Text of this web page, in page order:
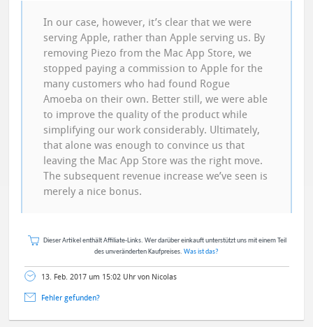
In our case, however, it’s clear that we were
serving Apple, rather than Apple serving us. By
removing Piezo from the Mac App Store, we
stopped paying a commission to Apple for the
many customers who had found Rogue
Amoeba on their own. Better still, we were able
to improve the quality of the product while
simplifying our work considerably. Ultimately,
that alone was enough to convince us that
leaving the Mac App Store was the right move.
The subsequent revenue increase we’ve seen is
merely a nice bonus.
Dieser Artikel enthält Affiliate-Links. Wer darüber einkauft unterstützt uns mit einem Teil
des unveränderten Kaufpreises. Was ist das?
13. Feb. 2017 um 15:02 Uhr von Nicolas
Fehler gefunden?